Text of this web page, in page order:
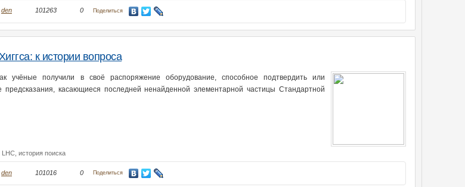
den 101263 0 Поделиться
к истории вопроса
учёные получили в своё распоряжение оборудование, способное подтвердить или
предсказания, касающиеся последней ненайденной элементарной частицы Стандартной
LHC, история поиска
den 101016 0 Поделиться